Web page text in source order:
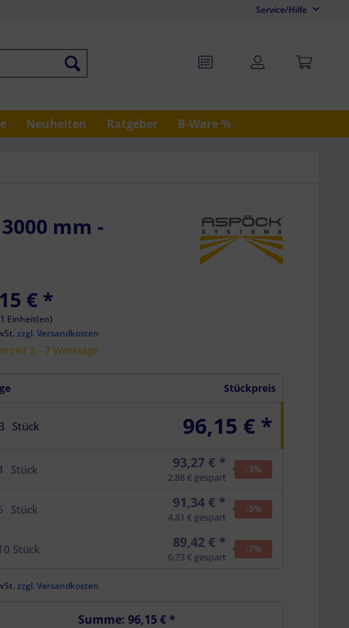
Service/Hilfe
Neuheiten Ratgeber B-Ware %
mm -
€ *
1 Einheit(en)
zzgl. Versandkosten
3 - 7 Werktage
Stückpreis
3 Stück 96,15 € *
Stück 93,27 € *
2,88 € gespart
-3%
Stück 91,34 € *
4,81 € gespart
-5%
Stück 89,42 € *
6,73 € gespart
-7%
zzgl. Versandkosten
Summe:96,15 €*